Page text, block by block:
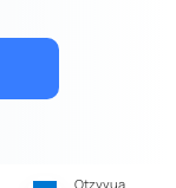
Otzyvua